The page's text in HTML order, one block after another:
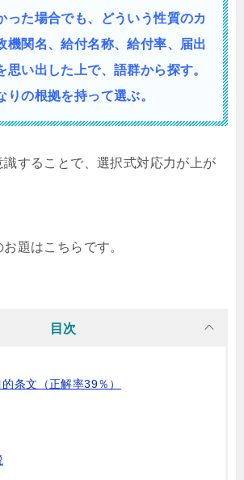
た場合でも、どういう性質のカ
機関名、給付名称、給付率、届出
思い出した上で、語群から探す。
りの根拠を持って選ぶ。
識することで、選択式対応力が上が
題はこちらです。
目次
条文（正解率39％）